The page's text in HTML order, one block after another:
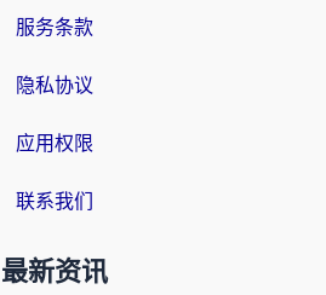
服务条款
隐私协议
应用权限
联系我们
最新资讯